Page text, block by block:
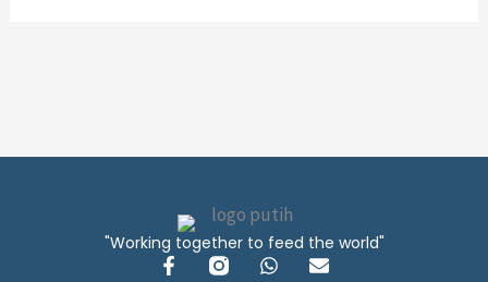
"Working together to feed the world"
F I W E